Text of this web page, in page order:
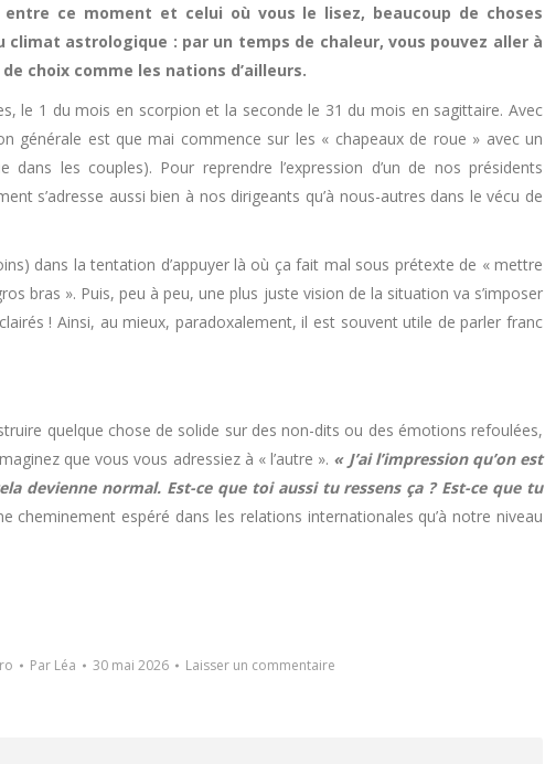
ce moment et celui où vous le lisez, beaucoup de choses
astrologique : par un temps de chaleur, vous pouvez aller à
choix comme les nations d’ailleurs.
le 1 du mois en scorpion et la seconde le 31 du mois en sagittaire. Avec
générale est que mai commence sur les « chapeaux de roue » avec un
dans les couples). Pour reprendre l’expression d’un de nos présidents
s’adresse aussi bien à nos dirigeants qu’à nous-autres dans le vécu de
dans la tentation d’appuyer là où ça fait mal sous prétexte de « mettre
bras ». Puis, peu à peu, une plus juste vision de la situation va s’imposer
! Ainsi, au mieux, paradoxalement, il est souvent utile de parler franc
quelque chose de solide sur des non-dits ou des émotions refoulées,
que vous vous adressiez à « l’autre ». « J’ai l’impression qu’on est
devienne normal. Est-ce que toi aussi tu ressens ça ? Est-ce que tu
cheminement espéré dans les relations internationales qu’à notre niveau
Par Léa 30 mai 2026 Laisser un commentaire